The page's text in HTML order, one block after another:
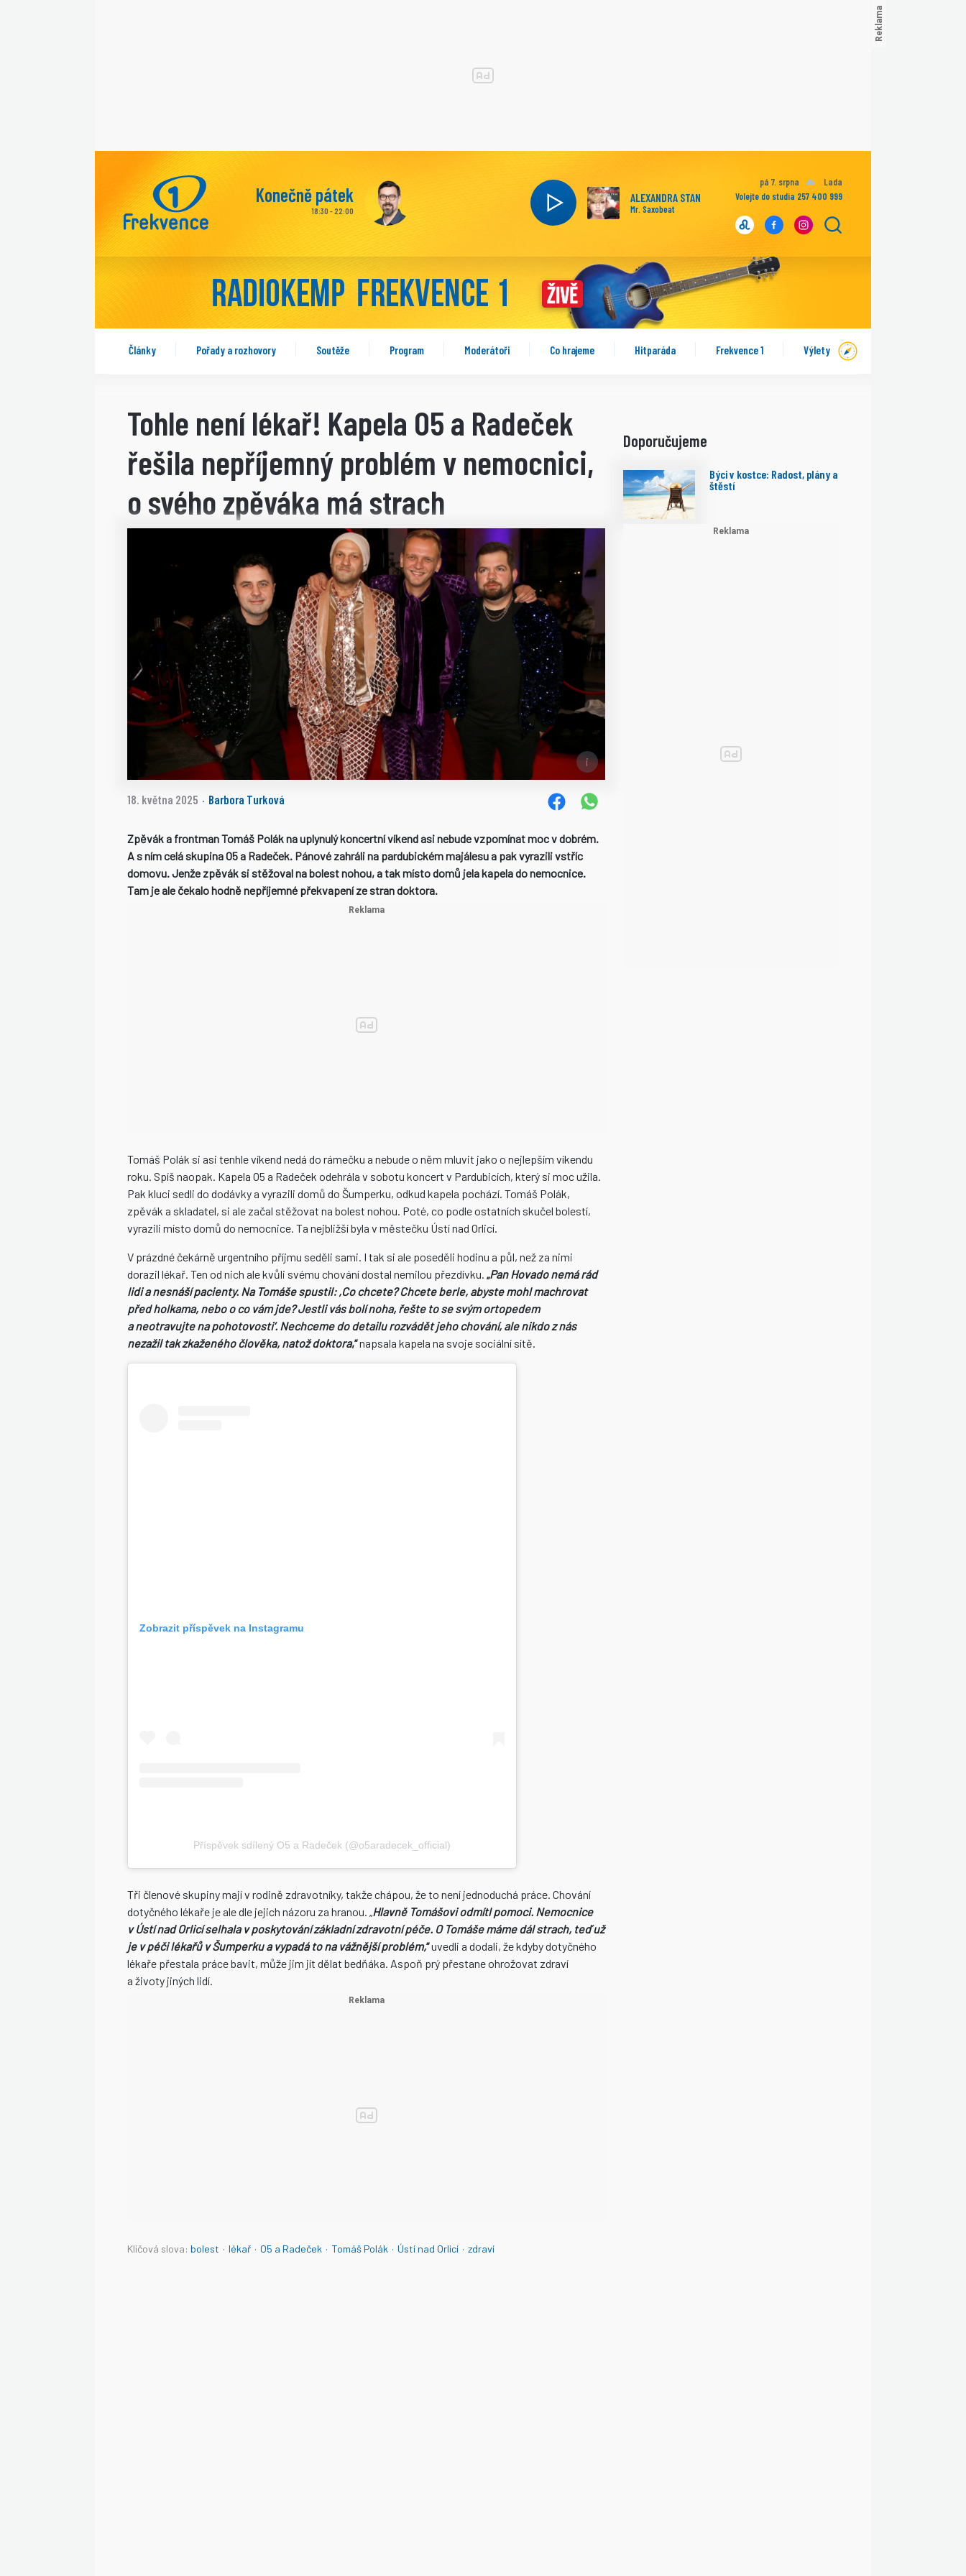
Články Pořady a rozhovory Soutěže Program Moderátoři Co hrajeme Hitparáda Frekvence 1 Výlety
ALEXANDRA STAN
Mr. Saxobeat
Konečně pátek
18:30 - 22:00
pá 7. srpna
Lada
Volejte do studia 257 400 999
Tohle není lékař! Kapela O5 a Radeček
řešila nepříjemný problém v nemocnici,
o svého zpěváka má strach
18. května 2025 · Barbora Turková
Zpěvák a frontman Tomáš Polák na uplynulý koncertní víkend asi nebude vzpomínat moc v dobrém.
A s ním celá skupina O5 a Radeček. Pánové zahráli na pardubickém majálesu a pak vyrazili vstříc
domovu. Jenže zpěvák si stěžoval na bolest nohou, a tak místo domů jela kapela do nemocnice.
Tam je ale čekalo hodně nepříjemné překvapení ze stran doktora.
Tomáš Polák si asi tenhle víkend nedá do rámečku a nebude o něm mluvit jako o nejlepším víkendu
roku. Spíš naopak. Kapela O5 a Radeček odehrála v sobotu koncert v Pardubicích, který si moc užila.
Pak kluci sedli do dodávky a vyrazili domů do Šumperku, odkud kapela pochází. Tomáš Polák,
zpěvák a skladatel, si ale začal stěžovat na bolest nohou. Poté, co podle ostatních skučel bolestí,
vyrazili místo domů do nemocnice. Ta nejbližší byla v městečku Ústí nad Orlicí.
V prázdné čekárně urgentního příjmu seděli sami. I tak si ale poseděli hodinu a půl, než za nimi
dorazil lékař. Ten od nich ale kvůli svému chování dostal nemilou přezdívku. „Pan Hovado nemá rád
lidi a nesnáší pacienty. Na Tomáše spustil: ,Co chcete? Chcete berle, abyste mohl machrovat
před holkama, nebo o co vám jde? Jestli vás bolí noha, řešte to se svým ortopedem
a neotravujte na pohotovosti‘. Nechceme do detailu rozvádět jeho chování, ale nikdo z nás
nezažil tak zkaženého člověka, natož doktora,“napsala kapela na svoje sociální sítě.
Zobrazit příspěvek na Instagramu
Příspěvek sdílený O5 a Radeček (@o5aradecek_official)
Tři členové skupiny mají v rodině zdravotníky, takže chápou, že to není jednoduchá práce. Chování
dotyčného lékaře je ale dle jejich názoru za hranou. „
Hlavně Tomášovi odmítl pomoci. Nemocnice
v Ústí nad Orlicí selhala v poskytování základní zdravotní péče. O Tomáše máme dál strach, teď už
je v péči lékařů v Šumperku a vypadá to na vážnější problém,“uvedli a dodali, že kdyby dotyčného
lékaře přestala práce bavit, může jim jít dělat bedňáka. Aspoň prý přestane ohrožovat zdraví
a životy jiných lidí.
Klíčová slova: bolest · lékař · O5 a Radeček · Tomáš Polák · Ústí nad Orlicí · zdraví
Doporučujeme
Býci v kostce: Radost, plány a
štěstí